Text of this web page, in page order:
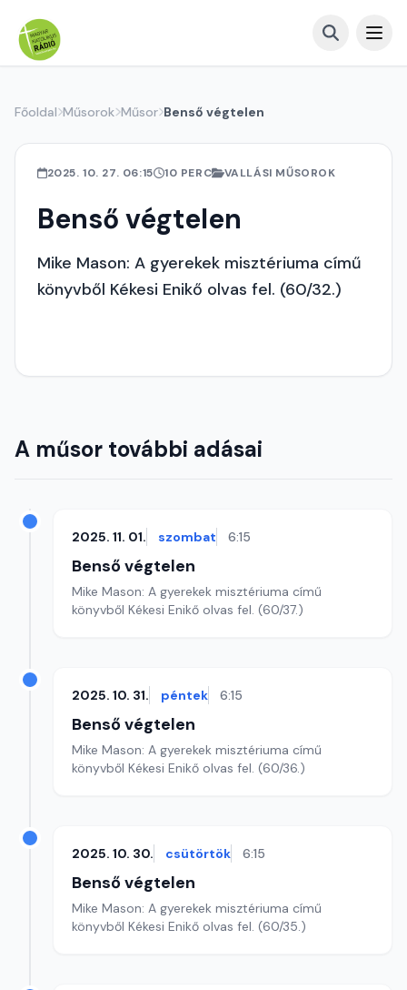
Főoldal Műsorok Műsor Benső végtelen
2025. 10. 27. 06:15 10 PERC VALLÁSI MŰSOROK
Benső végtelen
Mike Mason: A gyerekek misztériuma című
könyvből Kékesi Enikő olvas fel. (60/32.)
A műsor további adásai
2025. 11. 01. szombat 6:15
Benső végtelen
Mike Mason: A gyerekek misztériuma című
könyvből Kékesi Enikő olvas fel. (60/37.)
2025. 10. 31. péntek 6:15
Benső végtelen
Mike Mason: A gyerekek misztériuma című
könyvből Kékesi Enikő olvas fel. (60/36.)
2025. 10. 30. csütörtök 6:15
Benső végtelen
Mike Mason: A gyerekek misztériuma című
könyvből Kékesi Enikő olvas fel. (60/35.)